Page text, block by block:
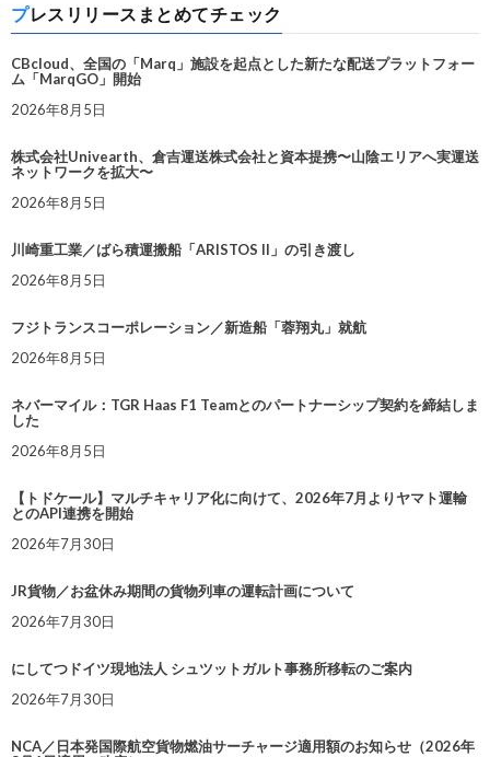
プレスリリースまとめてチェック
CBcloud、全国の「Marq」施設を起点とした新たな配送プラットフォー
ム「MarqGO」開始
2026年8月5日
株式会社Univearth、倉吉運送株式会社と資本提携〜山陰エリアへ実運送
ネットワークを拡大〜
2026年8月5日
川崎重工業／ばら積運搬船「ARISTOS II」の引き渡し
2026年8月5日
フジトランスコーポレーション／新造船「蓉翔丸」就航
2026年8月5日
ネバーマイル：TGR Haas F1 Teamとのパートナーシップ契約を締結しま
した
2026年8月5日
【トドケール】マルチキャリア化に向けて、2026年7月よりヤマト運輸
とのAPI連携を開始
2026年7月30日
JR貨物／お盆休み期間の貨物列車の運転計画について
2026年7月30日
にしてつドイツ現地法人 シュツットガルト事務所移転のご案内
2026年7月30日
NCA／日本発国際航空貨物燃油サーチャージ適用額のお知らせ（2026年